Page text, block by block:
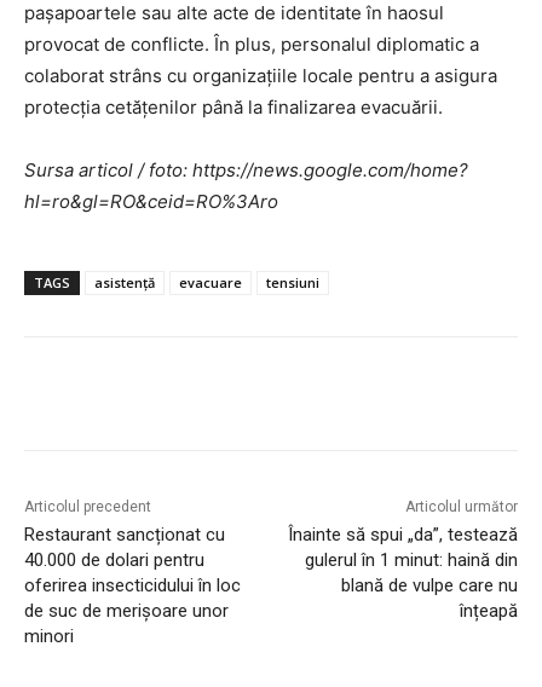
pașapoartele sau alte acte de identitate în haosul
provocat de conflicte. În plus, personalul diplomatic a
colaborat strâns cu organizațiile locale pentru a asigura
protecția cetățenilor până la finalizarea evacuării.
Sursa articol / foto: https://news.google.com/home?
hl=ro&gl=RO&ceid=RO%3Aro
TAGS asistență evacuare tensiuni
Articolul precedent
Restaurant sancționat cu
40.000 de dolari pentru
oferirea insecticidului în loc
de suc de merișoare unor
minori
Articolul următor
Înainte să spui „da”, testează
gulerul în 1 minut: haină din
blană de vulpe care nu
înțeapă